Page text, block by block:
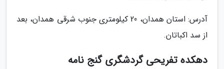
آدرس: استان همدان، 20 کیلومتری جنوب شرقی همدان، بعد
از سد اکباتان.
دهکده تفریحی گردشگری گنج نامه